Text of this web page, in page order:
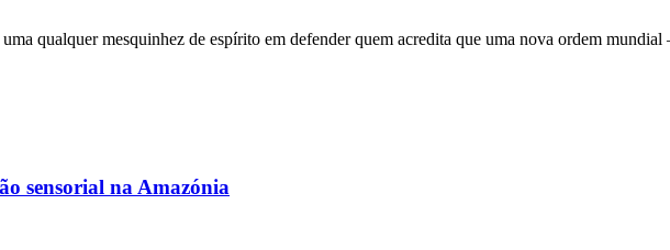
qualquer mesquinhez de espírito em defender quem acredita que uma nova ordem
sensorial na Amazónia